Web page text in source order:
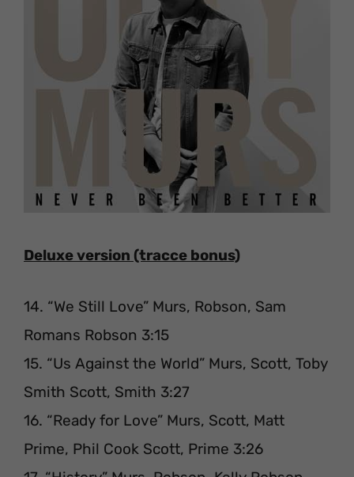
Deluxe version (tracce bonus)
14. “We Still Love” Murs, Robson, Sam
Romans Robson 3:15
15. “Us Against the World” Murs, Scott, Toby
Smith Scott, Smith 3:27
16. “Ready for Love” Murs, Scott, Matt
Prime, Phil Cook Scott, Prime 3:26